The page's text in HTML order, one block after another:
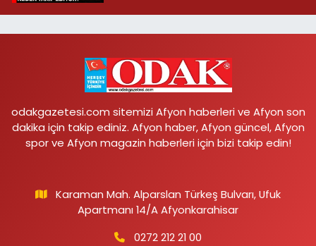
odakgazetesi.com sitemizi Afyon haberleri ve Afyon son
dakika için takip ediniz. Afyon haber, Afyon güncel, Afyon
spor ve Afyon magazin haberleri için bizi takip edin!
Karaman Mah. Alparslan Türkeş Bulvarı, Ufuk
Apartmanı 14/A Afyonkarahisar
0272 212 21 00